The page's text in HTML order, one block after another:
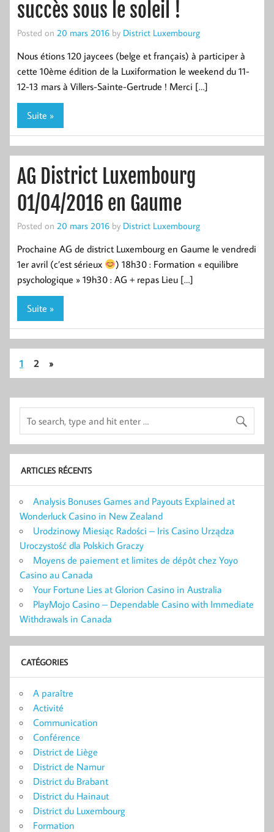
succès sous le soleil !
Posted on 20 mars 2016 by District Luxembourg
Nous étions 120 jaycees (belge et français) à participer à
cette 10ème édition de la Luxiformation le weekend du 11-
12-13 mars à Villers-Sainte-Gertrude ! Merci […]
Suite »
AG District Luxembourg
01/04/2016 en Gaume
Posted on 20 mars 2016 by District Luxembourg
Prochaine AG de district Luxembourg en Gaume le vendredi
1er avril (c’est sérieux
) 18h30 : Formation « equilibre
psychologique » 19h30 : AG + repas Lieu […]
Suite »
1 2 »
ARTICLES RÉCENTS
Analysis Bonuses Games and Payouts Explained at
Wonderluck Casino in New Zealand
Urodzinowy Miesiąc Radości – Iris Casino Urządza
Uroczystość dla Polskich Graczy
Moyens de paiement et limites de dépôt chez Yoyo
Casino au Canada
Your Fortune Lies at Glorion Casino in Australia
PlayMojo Casino – Dependable Casino with Immediate
Withdrawals in Canada
CATÉGORIES
A paraître
Activité
Communication
Conférence
District de Liège
District de Namur
District du Brabant
District du Hainaut
District du Luxembourg
Formation